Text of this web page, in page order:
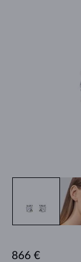
866 €